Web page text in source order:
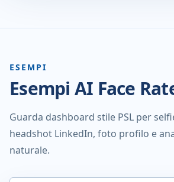
ESEMPI
Esempi AI Face
Guarda dashboard stile PSL per
headshot LinkedIn, foto profilo e
naturale.